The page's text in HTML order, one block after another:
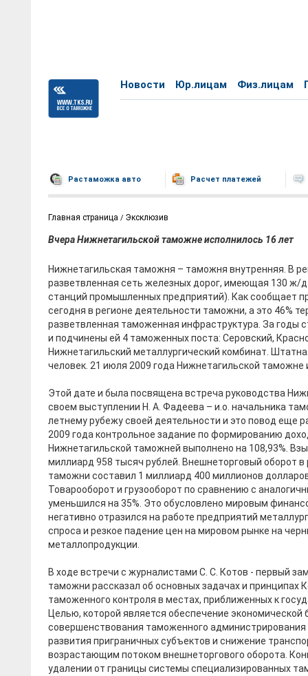
Новости Юр.лицам Физ.лицам
Растаможка авто Расчет платежей
Главная страница Эксклюзив
Вчера Нижнетагильской таможне исполнилось 16 лет
Нижнетагильская таможня – таможня внутренняя. В
разветвленная сеть железных дорог, имеющая 130 ж/
станций промышленных предприятий). Как сообщает
сегодня в регионе деятельности таможни, а это 46%
разветвленная таможенная инфраструктура. За годы
и подчинены ей 4 таможенных поста: Серовский,
Нижнетагильский металлургический комбинат.
человек. 21 июля 2009 года Нижнетагильской таможне
Этой дате и была посвящена встреча руководства
своем выступлении Н. А. Фадеева – и.о. начальника
летнему рубежу своей деятельности и это повод еще
2009 года контрольное задание по формированию
Нижнетагильской таможней выполнено на 108,93%.
миллиард 958 тысяч рублей. Внешнеторговый оборот
таможни составил 1 миллиард 400 миллионов
Товарооборот и грузооборот по сравнению с
уменьшился на 35%. Это обусловлено мировым
негативно отразился на работе предприятий
спроса и резкое падение цен на мировом рынке на
металлопродукции.
В ходе встречи с журналистами С. С. Котов - первый
таможни рассказал об основных задачах и
таможенного контроля в местах, приближенных к
Целью, которой является обеспечение
совершенствования таможенного
развития приграничных субъектов и снижение
возрастающим потоком внешнеторгового оборота.
удалении от границы системы специализированных